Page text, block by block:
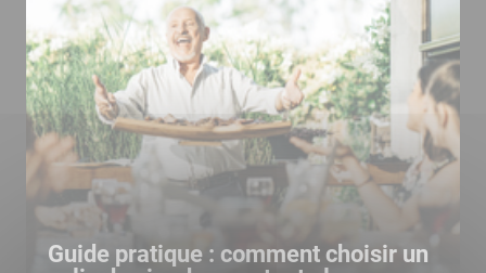
Guide pratique : comment choisir un